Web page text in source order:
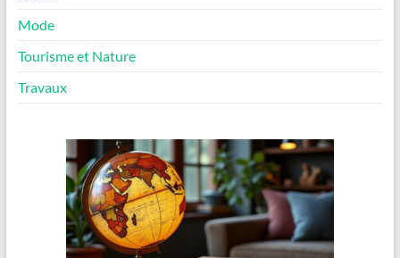
Mode
Tourisme et Nature
Travaux